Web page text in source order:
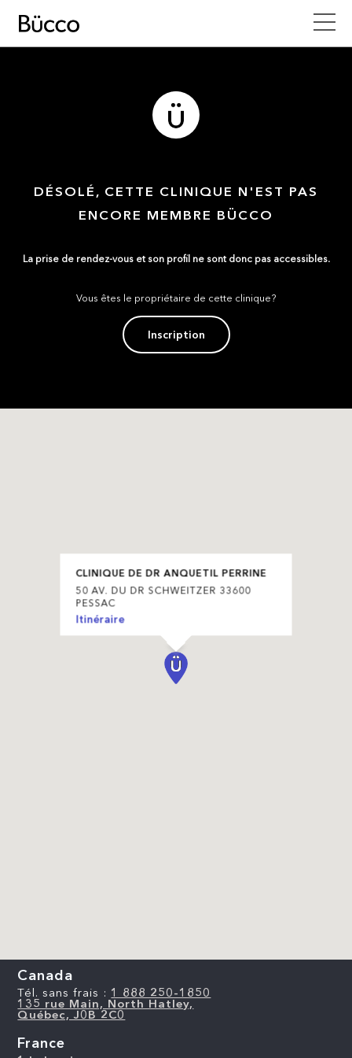
DÉSOLÉ, CETTE CLINIQUE N'EST PAS
ENCORE MEMBRE BÜCCO
La prise de rendez-vous et son profil ne sont donc pas accessibles.
Vous êtes le propriétaire de cette clinique?
Inscription
CLINIQUE DE DR ANQUETIL PERRINE
50 AV. DU DR SCHWEITZER 33600
PESSAC
Itinéraire
Canada
Tél. sans frais : 1 888 250-1850
135 rue Main, North Hatley,
Québec, J0B 2C0
France